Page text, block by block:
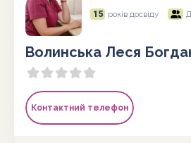
15 років досвіду
Волинська Леся
Контактний телефон